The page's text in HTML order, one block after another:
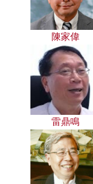
陳家偉
雷鼎鳴